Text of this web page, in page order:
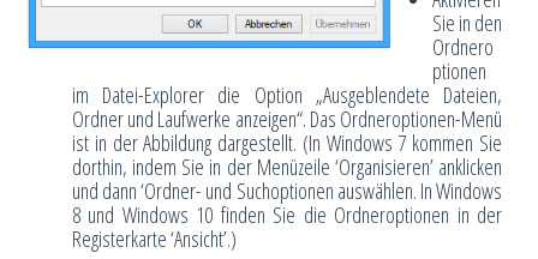
Sie in den
Ordnero
ptionen
im Datei-Explorer die Option „Ausgeblendete Dateien,
Ordner und Laufwerke anzeigen“. Das Ordneroptionen-Menü
ist in der Abbildung dargestellt. (In Windows 7 kommen Sie
dorthin, indem Sie in der Menüzeile ‘Organisieren’ anklicken
und dann ‘Ordner- und Suchoptionen auswählen. In Windows
8 und Windows 10 finden Sie die Ordneroptionen in der
Registerkarte ‘Ansicht’.)